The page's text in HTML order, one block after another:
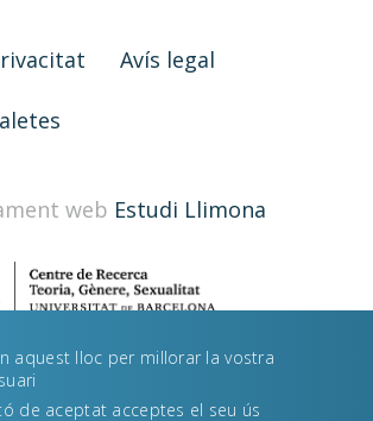
Avís legal
web Estudi Llimona
aquest lloc per millorar la vostra
de aceptat acceptes el seu ús